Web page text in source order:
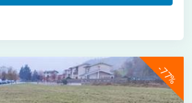
-77%